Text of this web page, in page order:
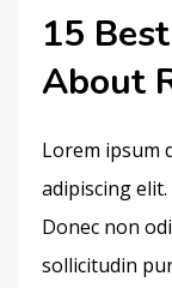
15
About
Lorem ipsum
adipiscing
Donec non
sollicitudin